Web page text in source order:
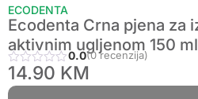
ECODENTA
Ecodenta Crna pjena za
aktivnim ugljenom 150 ml
0.0(0 recenzija)
14.90 KM